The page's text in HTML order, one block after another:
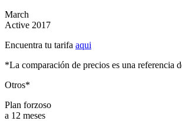
March
Active 2017
Encuentra tu tarifa aqui
*La comparación de precios es una referencia
Otros*
Plan forzoso
a 12 meses